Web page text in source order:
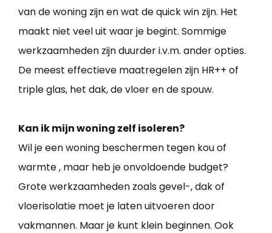
van de woning zijn en wat de quick win zijn. Het
maakt niet veel uit waar je begint. Sommige
werkzaamheden zijn duurder i.v.m. ander opties.
De meest effectieve maatregelen zijn HR++ of
triple glas, het dak, de vloer en de spouw.
Kan ik mijn woning zelf isoleren?
Wil je een woning beschermen tegen kou of
warmte , maar heb je onvoldoende budget?
Grote werkzaamheden zoals gevel-, dak of
vloerisolatie moet je laten uitvoeren door
vakmannen. Maar je kunt klein beginnen. Ook